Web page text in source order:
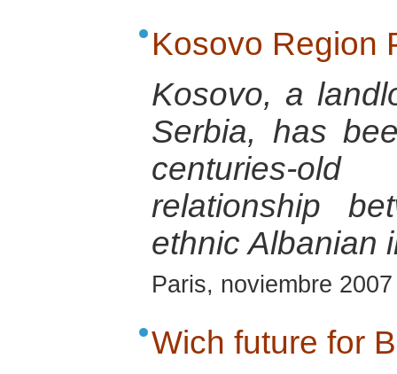
Kosovo Region
Kosovo, a
Serbia, has
centuries-old
relationship
ethnic Albanian
Paris, noviembre 2007
Wich future for